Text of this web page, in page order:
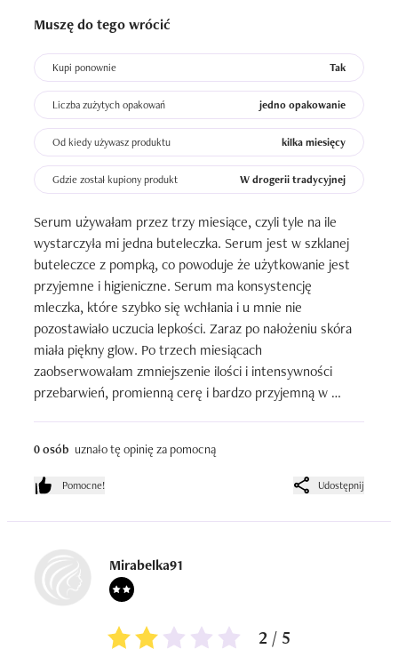
Muszę do tego wrócić
Kupi ponownie Tak
Liczba zużytych opakowań jedno opakowanie
Od kiedy używasz produktu kilka miesięcy
Gdzie został kupiony produkt W drogerii tradycyjnej
Serum używałam przez trzy miesiące, czyli tyle na ile
wystarczyła mi jedna buteleczka. Serum jest w szklanej
buteleczce z pompką, co powoduje że użytkowanie jest
przyjemne i higieniczne. Serum ma konsystencję
mleczka, które szybko się wchłania i u mnie nie
pozostawiało uczucia lepkości. Zaraz po nałożeniu skóra
miała piękny glow. Po trzech miesiącach
zaobserwowałam zmniejszenie ilości i intensywności
przebarwień, promienną cerę i bardzo przyjemną w
0 osób uznało tę opinię za pomocną
Pomocne! Udostępnij
Mirabelka91
2 / 5